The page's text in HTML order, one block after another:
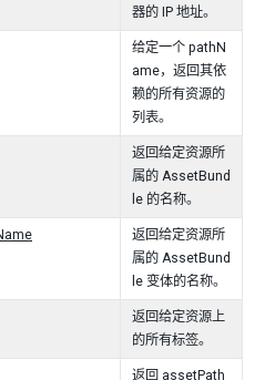
器的 IP 地址。
给定一个 pathN
ame，返回其依
赖的所有资源的
列表。
返回给定资源所
属的 AssetBund
le 的名称。
返回给定资源所
属的 AssetBund
le 变体的名称。
返回给定资源上
的所有标签。
返回 assetPath